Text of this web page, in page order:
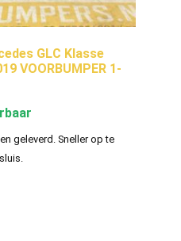
GLC Klasse
VOORBUMPER 1-
geleverd. Sneller op te